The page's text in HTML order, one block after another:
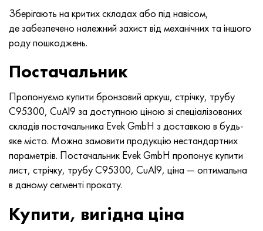
Зберігають на критих складах або під навісом,
де забезпечено належний захист від механічних та іншого
роду пошкоджень.
Постачальник
Пропонуємо купити бронзовий аркуш, стрічку, трубу
C95300, CuAl9 за доступною ціною зі спеціалізованих
складів постачальника Evek GmbH з доставкою в будь-
яке місто. Можна замовити продукцію нестандартних
параметрів. Постачальник Evek GmbH пропонує купити
лист, стрічку, трубу C95300, CuAl9, ціна — оптимальна
в даному сегменті прокату.
Купити, вигідна ціна
Хастеллой C-276
Хастеллой C2000
Хастеллой 3
Хастеллой x
Удимет 500
Удимет 720
40ХФА, 1.7223, aisi 4142
45Х, 45h, 1.7035
45ХН2МФА, k2425, 45hnmf
А40Г, 44smn28, 1.0762, 46s20